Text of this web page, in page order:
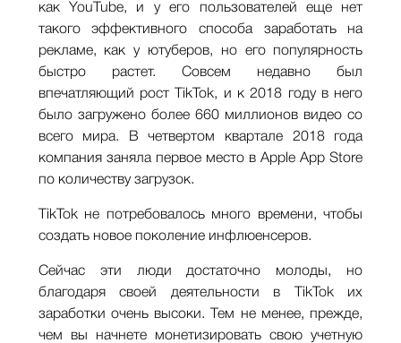
как YouTube, и у его пользователей еще нет
такого эффективного способа заработать на
рекламе, как у ютуберов, но его популярность
быстро растет. Совсем недавно был
впечатляющий рост TikTok, и к 2018 году в него
было загружено более 660 миллионов видео со
всего мира. В четвертом квартале 2018 года
компания заняла первое место в Apple App Store
по количеству загрузок.
TikTok не потребовалось много времени, чтобы
создать новое поколение инфлюенсеров.
Сейчас эти люди достаточно молоды, но
благодаря своей деятельности в TikTok их
заработки очень высоки. Тем не менее, прежде,
чем вы начнете монетизировать свою учетную